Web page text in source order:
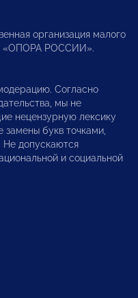
организация малого
«ОПОРА РОССИИ».
Согласно
мы не
нецензурную лексику
замены букв точками,
допускаются
и социальной